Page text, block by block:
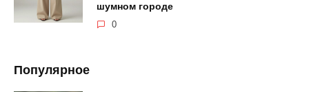
шумном городе
0
Популярное